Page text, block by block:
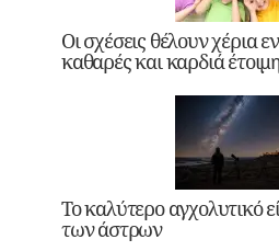
Οι σχέσεις θέλουν χέρια
καθαρές και καρδιά
Το καλύτερο αγχολυτικό
των άστρων